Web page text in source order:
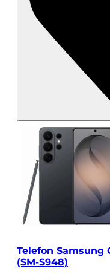
Telefon Samsung
(SM-S948)